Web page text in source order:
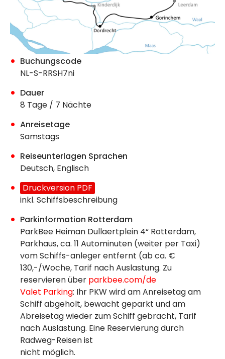
Buchungscode
NL-S-RRSH7ni
Dauer
8 Tage / 7 Nächte
Anreisetage
Samstags
Reiseunterlagen Sprachen
Deutsch, Englisch
Druckversion PDF
inkl. Schiffsbeschreibung
Parkinformation Rotterdam
ParkBee Heiman Dullaertplein 4“ Rotterdam,
Parkhaus, ca. 11 Autominuten (weiter per Taxi)
vom Schiffs-anleger entfernt (ab ca. €
130,-/Woche, Tarif nach Auslastung. Zu
reservieren über parkbee.com/de
Valet Parking: Ihr PKW wird am Anreisetag am
Schiff abgeholt, bewacht geparkt und am
Abreisetag wieder zum Schiff gebracht, Tarif
nach Auslastung. Eine Reservierung durch
Radweg-Reisen ist
nicht möglich.